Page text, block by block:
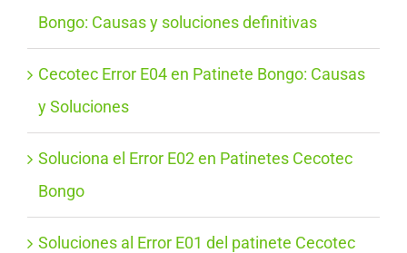
Bongo: Causas y soluciones definitivas
Cecotec Error E04 en Patinete Bongo: Causas
y Soluciones
Soluciona el Error E02 en Patinetes Cecotec
Bongo
Soluciones al Error E01 del patinete Cecotec